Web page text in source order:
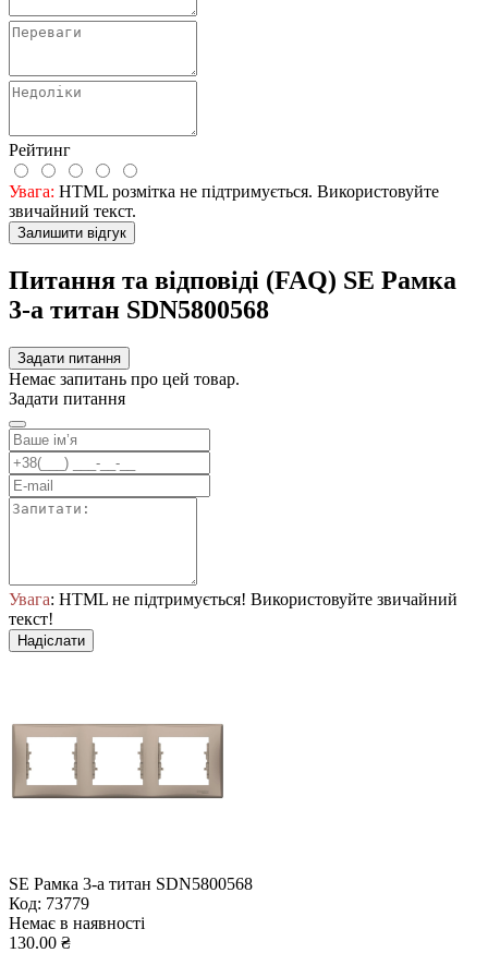
Рейтинг
Увага: HTML розмітка не підтримується. Використовуйте
звичайний текст.
Залишити відгук
Питання та відповіді (FAQ) SE Рамка
3-а титан SDN5800568
Задати питання
Немає запитань про цей товар.
Задати питання
Увага: HTML не підтримується! Використовуйте звичайний
текст!
Надіслати
SE Рамка 3-а титан SDN5800568
Код: 73779
Немає в наявності
130.00 ₴